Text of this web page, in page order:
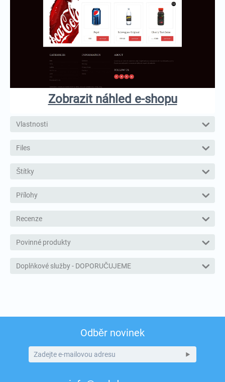
Zobrazit náhled e-shopu
Vlastnosti
Files
Štítky
Přílohy
Recenze
Povinné produkty
Doplňkové služby - DOPORUČUJEME
Odběr novinek